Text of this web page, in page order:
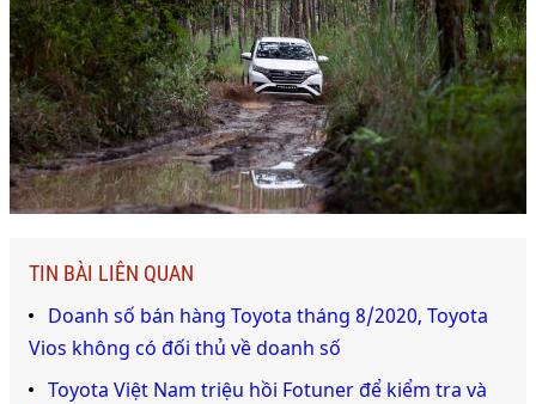
TIN BÀI LIÊN QUAN
Doanh số bán hàng Toyota tháng 8/2020, Toyota
Vios không có đối thủ về doanh số
Toyota Việt Nam triệu hồi Fotuner để kiểm tra và